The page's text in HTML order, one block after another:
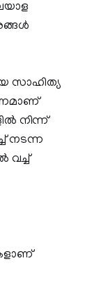
സാഹിത്യ
നിന്ന്
നടന്ന
വച്ച്